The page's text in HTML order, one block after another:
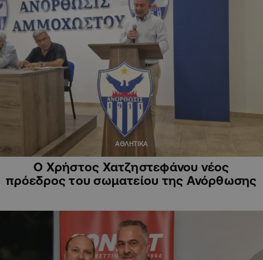
ΑΘΛΗΤΙΚΑ
Ο Χρήστος Χατζηστεφάνου νέος
πρόεδρος του σωματείου της Ανόρθωσης